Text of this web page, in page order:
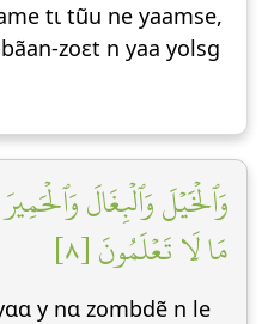
tɩ tũu ne yaamse,
zoεt n yaa yolsg
وَٱلۡخَيۡلَ وَٱلۡبِغَالَ
مَا لَا تَعۡلَمُونَ [٨]
y nɑ zombdẽ n le